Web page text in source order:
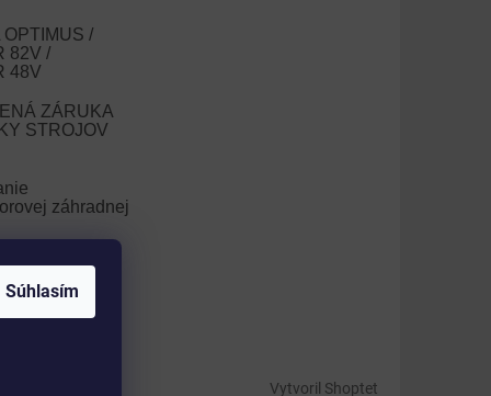
Súhlasím
/
82V /
48V
ZÁRUKA
STROJOV
záhradnej
trávnika
Vytvoril Shoptet